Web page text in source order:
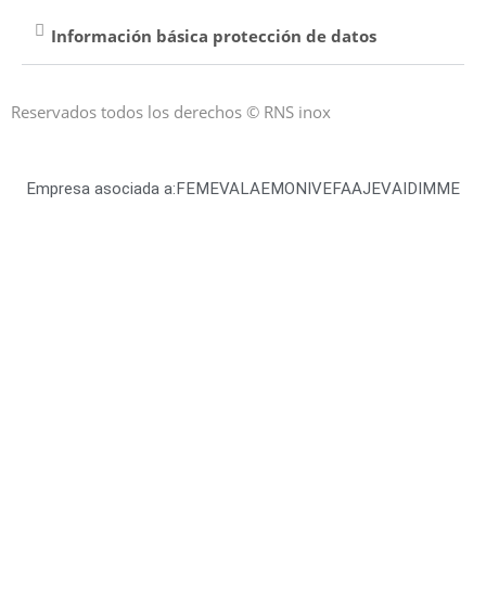
Información básica protección de datos
Reservados todos los derechos © RNS inox
Empresa asociada a:FEMEVALAEMONIVEFAAJEVAIDIMME